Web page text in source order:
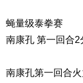
蝇量级泰拳赛
南康孔 第一回合
南康孔第一回合